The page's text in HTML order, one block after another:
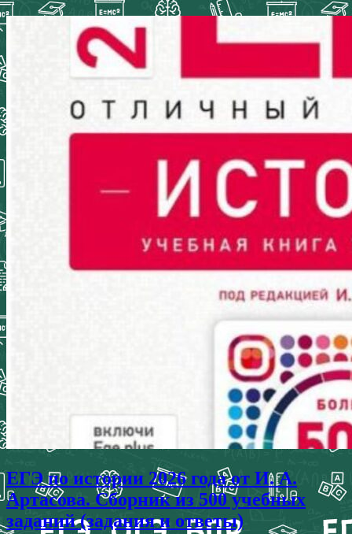
ЕГЭ по истории 2026 года от И. А.
Артасова. Сборник из 500 учебных
заданий (задания и ответы)